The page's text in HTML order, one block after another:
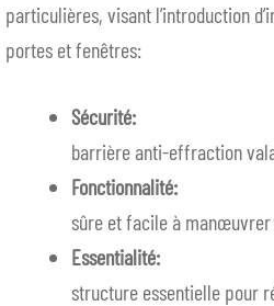
particulières, visant l’introduction
portes et fenêtres:
Sécurité:
barrière anti-effraction
Fonctionnalité:
sûre et facile à manœuvrer
Essentialité:
structure essentielle pour